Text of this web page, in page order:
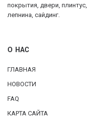
покрытия, двери, плинтус,
лепнина, сайдинг.
О НАС
ГЛАВНАЯ
НОВОСТИ
FAQ
КАРТА САЙТА